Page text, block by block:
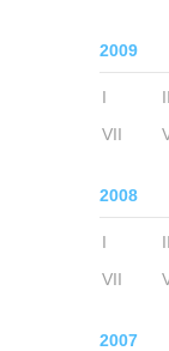
2009
I II
VII
2008
I II
VII
2007